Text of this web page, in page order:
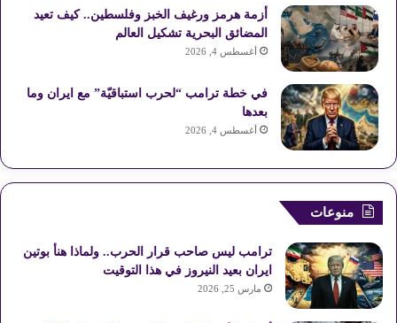
أزمة هرمز ورغيف الخبز وفلسطين.. كيف تعيد
المضائق البحرية تشكيل العالم
أغسطس 4, 2026
في خطة ترامب “لحرب استباقيّة” مع ايران وما
بعدها
أغسطس 4, 2026
منوعات
ترامب ليس صاحب قرار الحرب.. ولماذا هنأ بوتين
ايران بعيد النيروز في هذا التوقيت
مارس 25, 2026